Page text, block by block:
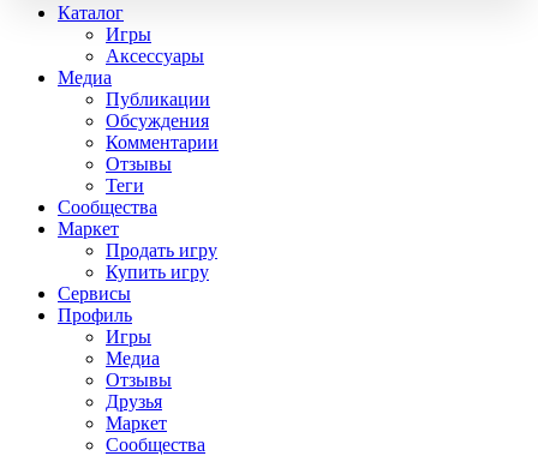
Каталог
Игры
Аксессуары
Медиа
Публикации
Обсуждения
Комментарии
Отзывы
Теги
Сообщества
Маркет
Продать игру
Купить игру
Сервисы
Профиль
Игры
Медиа
Отзывы
Друзья
Маркет
Сообщества